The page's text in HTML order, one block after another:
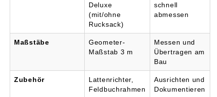
Deluxe
(mit/ohne
Rucksack)
schnell
abmessen
Maßstäbe
Geometer-
Maßstab 3 m
Messen und
Übertragen am
Bau
Zubehör
Lattenrichter,
Feldbuchrahmen
Ausrichten und
Dokumentieren